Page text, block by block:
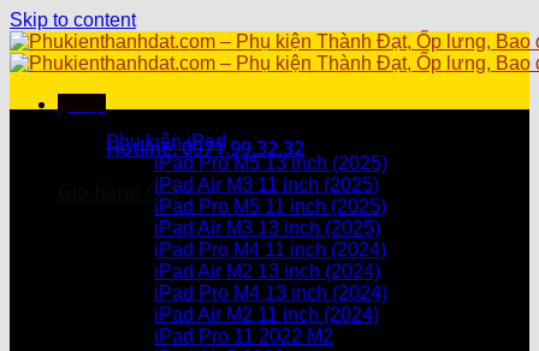
Skip to content
Hotline: 0971.99.32.32
Giỏ hàng /0₫
Chưa có sản phẩm trong giỏ hàng.
Chưa có sản phẩm trong giỏ hàng.
Danh mục sản phẩm
Phụ kiện iPad
iPad Pro M5 13 inch (2025)
iPad Air M3 11 inch (2025)
iPad Pro M5 11 inch (2025)
iPad Air M3 13 inch (2025)
iPad Pro M4 11 inch (2024)
iPad Air M2 13 inch (2024)
iPad Pro M4 13 inch (2024)
iPad Air M2 11 inch (2024)
iPad Pro 11 2022 M2